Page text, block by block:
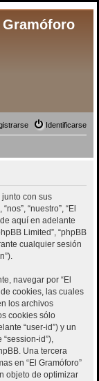
Gramóforo
Identificarse
junto con sus
“nuestro”, “El
aquí en adelante
Limited”, “phpBB
cualquier sesión
navegar por “El
cookies, las cuales
los archivos
cookies sólo
“user-id”) y un
id”),
Una tercera
en “El Gramóforo”
objeto de optimizar